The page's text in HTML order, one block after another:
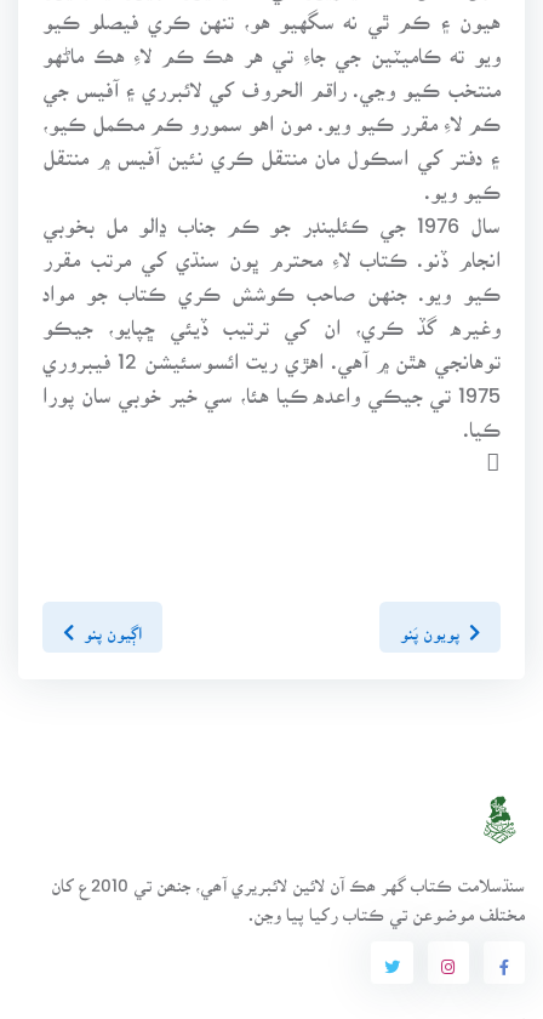
هيون ۽ ڪم ٿي نه سگهيو هو، تنهن ڪري فيصلو ڪيو
ويو ته ڪاميٽين جي جاءِ تي هر هڪ ڪم لاءِ هڪ ماڻهو
منتخب ڪيو وڃي. راقم الحروف کي لائبرري ۽ آفيس جي
ڪم لاءِ مقرر ڪيو ويو. مون اهو سمورو ڪم مڪمل ڪيو،
۽ دفتر کي اسڪول مان منتقل ڪري نئين آفيس ۾ منتقل
سال 1976 جي ڪئلينڊر جو ڪم جناب ڍالو مل بخوبي
انجام ڏنو. ڪتاب لاءِ محترم ڀون سنڌي کي مرتب مقرر
ڪيو ويو. جنهن صاحب ڪوشش ڪري ڪتاب جو مواد
وغيره گڏ ڪري، ان کي ترتيب ڏيئي ڇپايو، جيڪو
1975 تي جيڪي واعده ڪيا هئا، سي خير خوبي سان پورا
ڪيا.

اڳيون پنو
سنڌسلامت ڪتاب گهر ھڪ آن لائين لائبريري آھي، جنھن تي 2010ع کان
مختلف موضوعن تي ڪتاب رکيا پيا وڃن.